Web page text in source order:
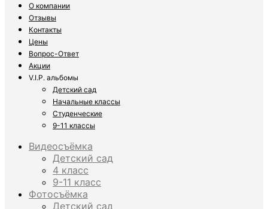
О компании
Отзывы
Контакты
Цены
Вопрос-Ответ
Акции
V.I.P. альбомы
Детский сад
Начальные классы
Студенческие
9-11 классы
Видеосъёмка
Детский сад
4 класс
9-11 класс
Фотосъёмка
Детский сад